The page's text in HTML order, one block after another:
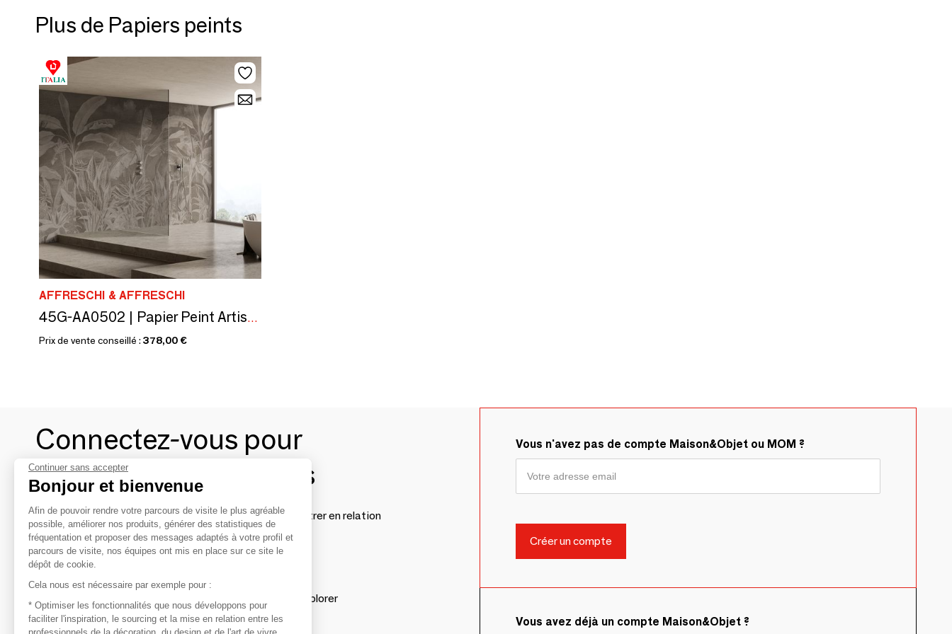
Plus de Papiers peints
AFFRESCHI & AFFRESCHI
45G-AA0502 | Papier Peint Artisanal
Prix de vente conseillé : 378,00 €
Connectez-vous pour
contacter les marques
Afin de profiter au mieux de l'expérience MOM et de rentrer en relation
avec vos marques préférées, créez-vous un compte.
Découvrir
Les produits de milliers de fournisseurs à explorer
Vous n'avez pas de compte Maison&Objet ou MOM ?
Vous avez déjà un compte Maison&Objet ?
Continuer sans accepter
Bonjour et bienvenue
Afin de pouvoir rendre votre parcours de visite le plus agréable
possible, améliorer nos produits, générer des statistiques de
fréquentation et proposer des messages adaptés à votre profil et
parcours de visite, nos équipes ont mis en place sur ce site le
dépôt de cookie.
Cela nous est nécessaire par exemple pour :
* Optimiser les fonctionnalités que nous développons pour
faciliter l'inspiration, le sourcing et la mise en relation entre les
professionnels de la décoration, du design et de l'art de vivre